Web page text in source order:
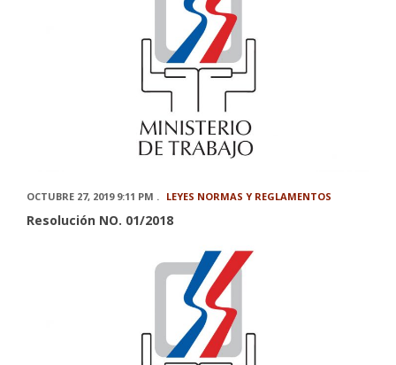
OCTUBRE 27, 2019 9:11 PM . LEYES NORMAS Y REGLAMENTOS
Resolución NO. 01/2018